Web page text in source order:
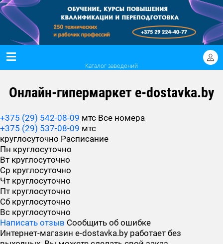
Каталог заведений
Онлайн-гипермаркет e-dostavka.by
+375 (29) 542-08-09 мтс Все номера
+375 (29) 537-08-09 мтс
круглосуточно Расписание
Пн круглосуточно
Вт круглосуточно
Ср круглосуточно
Чт круглосуточно
Пт круглосуточно
Сб круглосуточно
Вс круглосуточно
Написать отзыв Сообщить об ошибке
Интернет-магазин e-dostavka.by работает без